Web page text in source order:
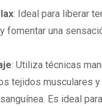
: Ideal para liberar
fomentar una
: Utiliza técnicas
tejidos musculares y
Es ideal